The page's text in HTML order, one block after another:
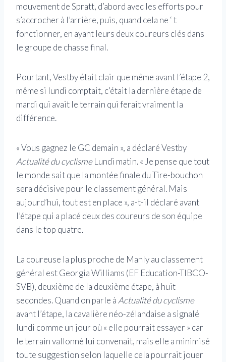
mouvement de Spratt, d’abord avec les efforts pour
s’accrocher à l’arrière, puis, quand cela ne ‘ t
fonctionner, en ayant leurs deux coureurs clés dans
le groupe de chasse final.
Pourtant, Vestby était clair que même avant l’étape 2,
même si lundi comptait, c’était la dernière étape de
mardi qui avait le terrain qui ferait vraiment la
différence.
« Vous gagnez le GC demain », a déclaré Vestby
Actualité du cyclismeLundi matin. « Je pense que tout
le monde sait que la montée finale du Tire-bouchon
sera décisive pour le classement général. Mais
aujourd’hui, tout est en place », a-t-il déclaré avant
l’étape qui a placé deux des coureurs de son équipe
dans le top quatre.
La coureuse la plus proche de Manly au classement
général est Georgia Williams (EF Education-TIBCO-
SVB), deuxième de la deuxième étape, à huit
secondes. Quand on parle à Actualité du cyclisme
avant l’étape, la cavalière néo-zélandaise a signalé
lundi comme un jour où « elle pourrait essayer » car
le terrain vallonné lui convenait, mais elle a minimisé
toute suggestion selon laquelle cela pourrait jouer